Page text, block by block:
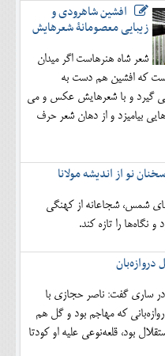
افشین شاهرودی و
زیبایی معصومانۀ شعرهایش
شعر شاه هنرهاست اگر میدان
که افشین هم دست به
گیرد و با شعرهایش عکس و می
بیامیزد و از دهان شعر حرف
نو از اندیشه مولانا
شمس، شجاعانه از کهنگی
نگاه‌ها را تازه کند.
دروازه‌بان
ساری گفت: ناصر حجازی با
که مهاجم بود و گل هم
بود، قلعه‌نوعی علیه او کودتا